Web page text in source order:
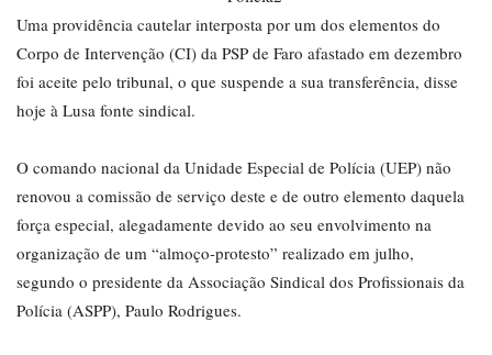
Uma providência cautelar interposta por um dos elementos do
Corpo de Intervenção (CI) da PSP de Faro afastado em dezembro
foi aceite pelo tribunal, o que suspende a sua transferência, disse
hoje à Lusa fonte sindical.
O comando nacional da Unidade Especial de Polícia (UEP) não
renovou a comissão de serviço deste e de outro elemento daquela
força especial, alegadamente devido ao seu envolvimento na
organização de um “almoço-protesto” realizado em julho,
segundo o presidente da Associação Sindical dos Profissionais da
Polícia (ASPP), Paulo Rodrigues.